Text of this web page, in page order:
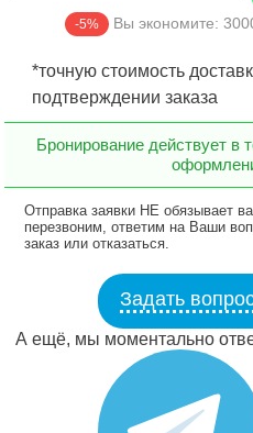
-5% Вы экономите:
*точную стоимость
подтверждении заказа
Бронирование действует в
Отправка заявки НЕ обязывает
перезвоним, ответим на Ваши
заказ или отказаться.
Задать
А ещё, мы моментально